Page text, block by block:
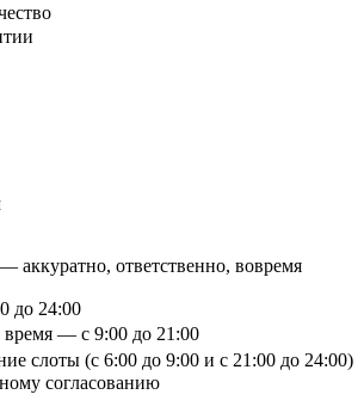
аккуратно, ответственно, вовремя
до 24:00
время — с 9:00 до 21:00
слоты (с 6:00 до 9:00 и с 21:00 до 24:00)
согласованию